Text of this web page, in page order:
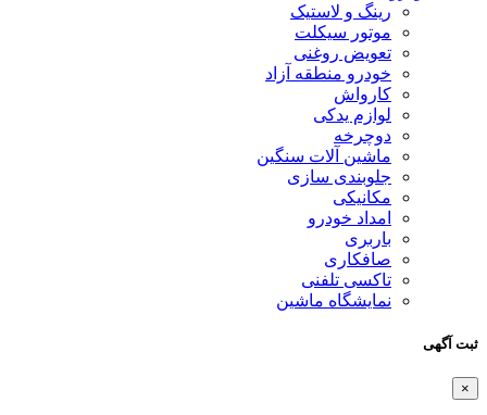
رینگ و لاستیک
موتور سیکلت
تعویض روغنی
خودرو منطقه آزاد
کارواش
لوازم یدکی
دوچرخه
ماشین آلات سنگین
جلوبندی سازی
مکانیکی
امداد خودرو
باربری
صافکاری
تاکسی تلفنی
نمایشگاه ماشین
ثبت آگهی
×